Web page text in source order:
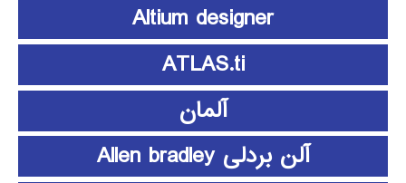
Altium designer
ATLAS.ti
آلمان
آلن بردلی Allen bradley